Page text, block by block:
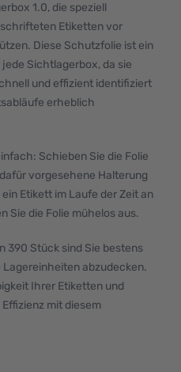
1.0, die speziell
Etiketten vor
Diese Schutzfolie ist ein
Sichtlagerbox, da sie
und effizient identifiziert
erheblich
Schieben Sie die Folie
vorgesehene Halterung
Etikett im Laufe der Zeit an
Sie die Folie mühelos aus.
390 Stück sind Sie bestens
abzudecken.
Ihrer Etiketten und
mit diesem